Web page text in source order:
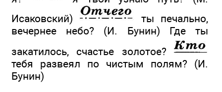
Исаковский)
ты печально,
вечернее небо? (И. Бунин) Где ты
закатилось, счастье золотое?
тебя развеял по чистым полям? (И.
Бунин)